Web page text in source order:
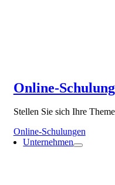
Online-
Stellen Sie sich Ihre
Online-Schulungen
Unternehmen